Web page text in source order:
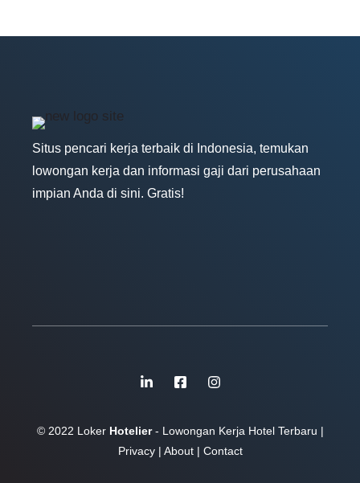
Situs pencari kerja terbaik di Indonesia, temukan
lowongan kerja dan informasi gaji dari perusahaan
impian Anda di sini. Gratis!
© 2022 Loker Hotelier - Lowongan Kerja Hotel Terbaru |
Privacy| About| Contact